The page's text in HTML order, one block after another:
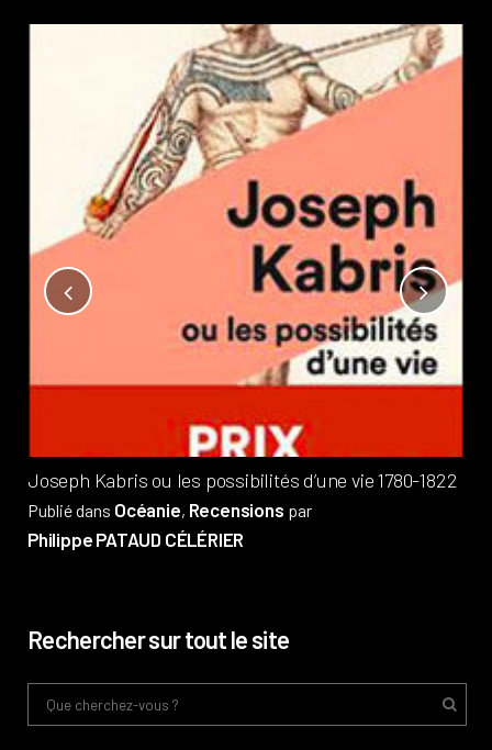
Joseph Kabris ou les possibilités d’une vie 1780-1822
Publié dans Océanie, Recensions par
Philippe PATAUD CÉLÉRIER
Rechercher sur tout le site